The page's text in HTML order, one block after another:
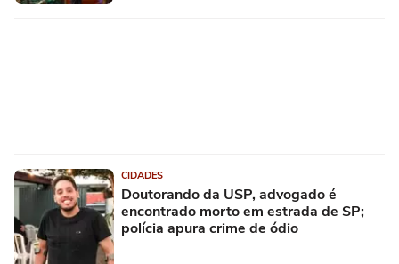
CIDADES
Doutorando da USP, advogado é
encontrado morto em estrada de SP;
polícia apura crime de ódio